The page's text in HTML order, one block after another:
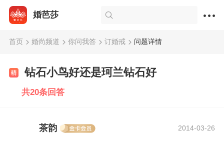
婚芭莎
首页 婚尚频道 你问我答 订婚戒 问题详情
钻石小鸟好还是珂兰钻石好
共20条回答
茶韵 2014-03-26